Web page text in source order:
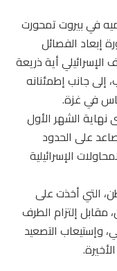
في بيروت تمحورت
إبعاد الفصائل
أية ذريعة
إلى جانب إطمئنانه
في غزة.
الشهر الأول
على الحدود
الإسرائيلية
التي أخذت على
مقابل إلتزام الطرف
وإستيعاب التصعيد